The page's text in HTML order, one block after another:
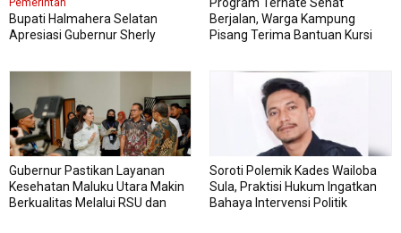
Pemerintah
Bupati Halmahera Selatan
Apresiasi Gubernur Sherly
Program Ternate Sehat
Berjalan, Warga Kampung
Pisang Terima Bantuan Kursi
Gubernur Pastikan Layanan
Kesehatan Maluku Utara Makin
Berkualitas Melalui RSU dan
Soroti Polemik Kades Wailoba
Sula, Praktisi Hukum Ingatkan
Bahaya Intervensi Politik